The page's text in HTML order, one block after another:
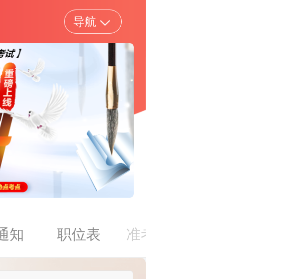
导航
知 职位表 准考证打印
笔试资料 面试资料
考试通知
面试录用